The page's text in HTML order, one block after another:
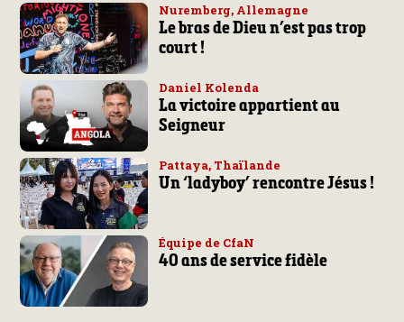
Nuremberg, Allemagne
Le bras de Dieu n’est pas trop
court !
Daniel Kolenda
La victoire appartient au
Seigneur
Pattaya, Thaïlande
Un ‘ladyboy’ rencontre Jésus !
Équipe de CfaN
40 ans de service fidèle